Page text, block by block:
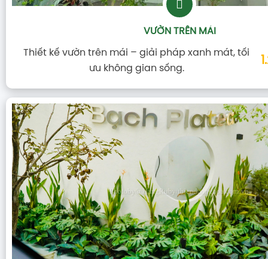
VƯỜN TRÊN MÁI
Thiết kế vườn trên mái – giải pháp xanh mát, tối
ưu không gian sống.